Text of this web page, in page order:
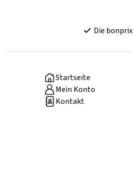
Die
Startseite
Mein Konto
Kontakt